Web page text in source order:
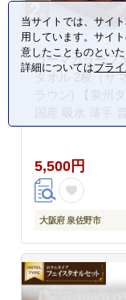
コーマカラーフ
タオル 2枚（サ
ラウン) 【泉州タ
国産 吸水 薄手
い 無地 シンプ
5,500円
大阪府 泉佐野市
当サイトでは、サイ
用しています。サイ
意したことものといた
詳細についてはプラ